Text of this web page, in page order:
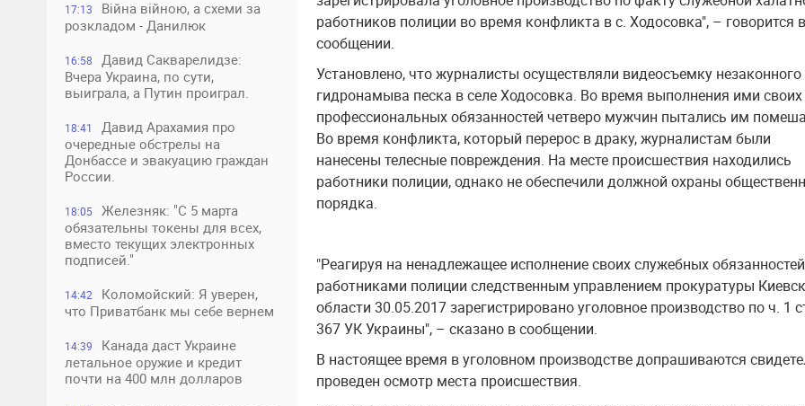
17:13
Війна війною, а схеми за
розкладом - Данилюк
16:58
Давид Сакварелидзе:
Вчера Украина, по сути,
выиграла, а Путин проиграл.
18:41
Давид Арахамия про
очередные обстрелы на
Донбассе и эвакуацию граждан
России.
18:05
Железняк: "С 5 марта
обязательны токены для всех,
вместо текущих электронных
подписей."
14:42
Коломойский: Я уверен,
что Приватбанк мы себе вернем
14:39
Канада даст Украине
летальное оружие и кредит
почти на 400 млн долларов
работников полиции во время конфликта в с. Ходосовка", – говорится в
сообщении.
Установлено, что журналисты осуществляли видеосъемку незаконного
гидронамыва песка в селе Ходосовка. Во время выполнения ими своих
профессиональных обязанностей четверо мужчин пытались им
Во время конфликта, который перерос в драку, журналистам были
нанесены телесные повреждения. На месте происшествия находились
работники полиции, однако не обеспечили должной охраны
порядка.
"Реагируя на ненадлежащее исполнение своих служебных обязанностей
работниками полиции следственным управлением прокуратуры
области 30.05.2017 зарегистрировано уголовное производство по ч. 1
367 УК Украины", – сказано в сообщении.
В настоящее время в уголовном производстве допрашиваются
проведен осмотр места происшествия.